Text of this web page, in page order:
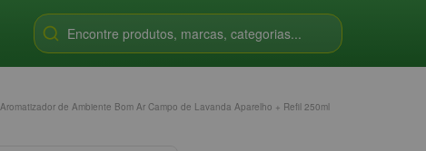
Encontre produtos, marcas, categorias...
Aromatizador de Ambiente Bom Ar Campo de Lavanda Aparelho + Refil 250ml